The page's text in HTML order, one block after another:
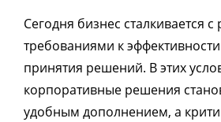
Сегодня бизнес сталкивается
требованиями к
принятия решений. В этих
корпоративные решения
удобным дополнением, а